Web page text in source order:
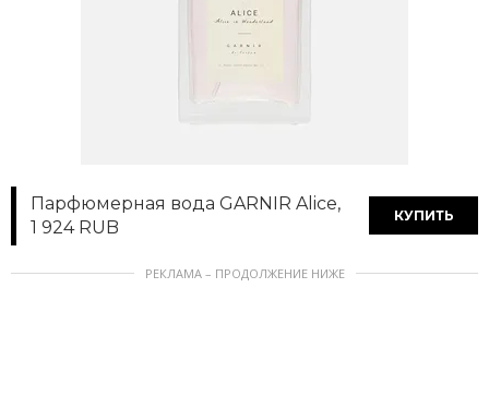
Парфюмерная вода GARNIR Alice,
1 924 RUB
КУПИТЬ
РЕКЛАМА – ПРОДОЛЖЕНИЕ НИЖЕ